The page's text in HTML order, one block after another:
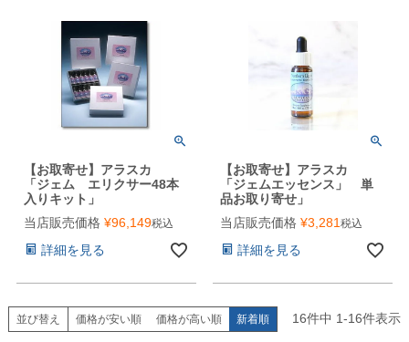
【お取寄せ】アラスカ
「ジェム エリクサー48本
入りキット」
当店販売価格 ¥96,149税込
詳細を見る
【お取寄せ】アラスカ
「ジェムエッセンス」 単
品お取り寄せ」
当店販売価格 ¥3,281 税込
詳細を見る
並び替え 価格が安い順 価格が高い順 新着順 16件中 1-16件表示